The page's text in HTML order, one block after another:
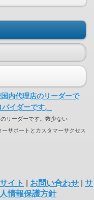
リーダーです。数少ない
サポートとカスタマーサクセス
イト お問い合わせ
サ
情報保護方針